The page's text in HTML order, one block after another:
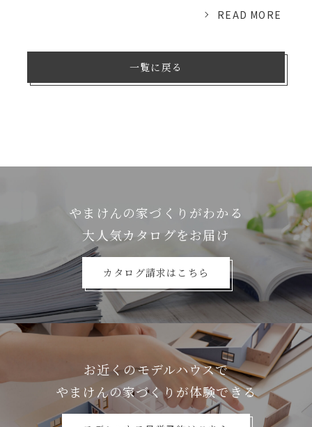
READ MORE
一覧に戻る
やまけんの家づくりがわかる
⼤⼈気カタログをお届け
カタログ請求はこちら
お近くのモデルハウスで
やまけんの家づくりが体験できる